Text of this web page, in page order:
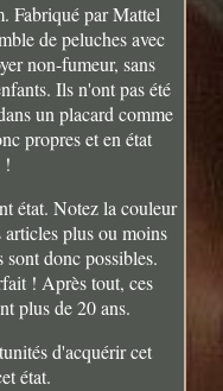
Fabriqué par Mattel
de peluches avec
non-fumeur, sans
Ils n'ont pas été
un placard comme
propres et en état
!
état. Notez la couleur
articles plus ou moins
sont donc possibles.
! Après tout, ces
plus de 20 ans.
d'acquérir cet
état.